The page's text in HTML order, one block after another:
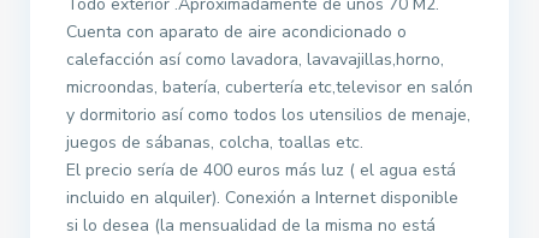
Cuenta con aparato de aire acondicionado o
calefacción así como lavadora, lavavajillas,horno,
microondas, batería, cubertería etc,televisor en salón
y dormitorio así como todos los utensilios de menaje,
juegos de sábanas, colcha, toallas etc.
El precio sería de 400 euros más luz ( el agua está
incluido en alquiler). Conexión a Internet disponible
si lo desea (la mensualidad de la misma no está